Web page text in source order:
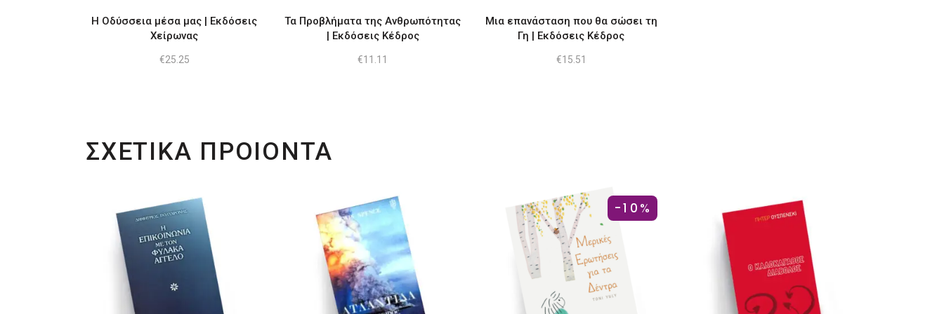
Η Οδύσσεια μέσα μας | Εκδόσεις
Χείρωνας
€25.25
Τα Προβλήματα της Ανθρωπότητας​
| Εκδόσεις Κέδρος
€11.11
Μια επανάσταση που θα σώσει τη
Γη | Εκδόσεις Κέδρος
€15.51
ΣΧΕΤΙΚΑ ΠΡΟΙΟΝΤΑ
-10%